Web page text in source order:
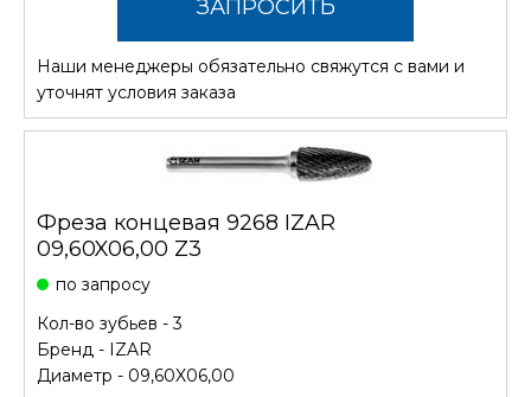
ЗАПРОСИТЬ
СТОИМОСТЬ
Наши менеджеры обязательно свяжутся с вами и
уточнят условия заказа
Фреза концевая 9268 IZAR
09,60X06,00 Z3
по запросу
Кол-во зубьев - 3
Бренд - IZAR
Диаметр - 09,60X06,00